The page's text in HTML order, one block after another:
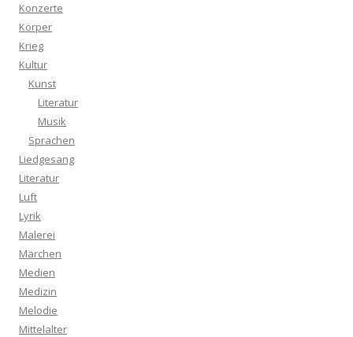
Konzerte
Körper
Krieg
Kultur
Kunst
Literatur
Musik
Sprachen
Liedgesang
Literatur
Luft
Lyrik
Malerei
Märchen
Medien
Medizin
Melodie
Mittelalter